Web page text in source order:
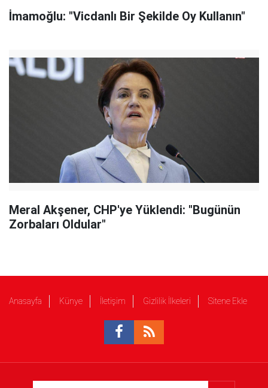
İmamoğlu: "Vicdanlı Bir Şekilde Oy Kullanın"
Meral Akşener, CHP'ye Yüklendi: "Bugünün
Zorbaları Oldular"
Anasayfa Künye İletişim Gizlilik İlkeleri Sitene Ekle